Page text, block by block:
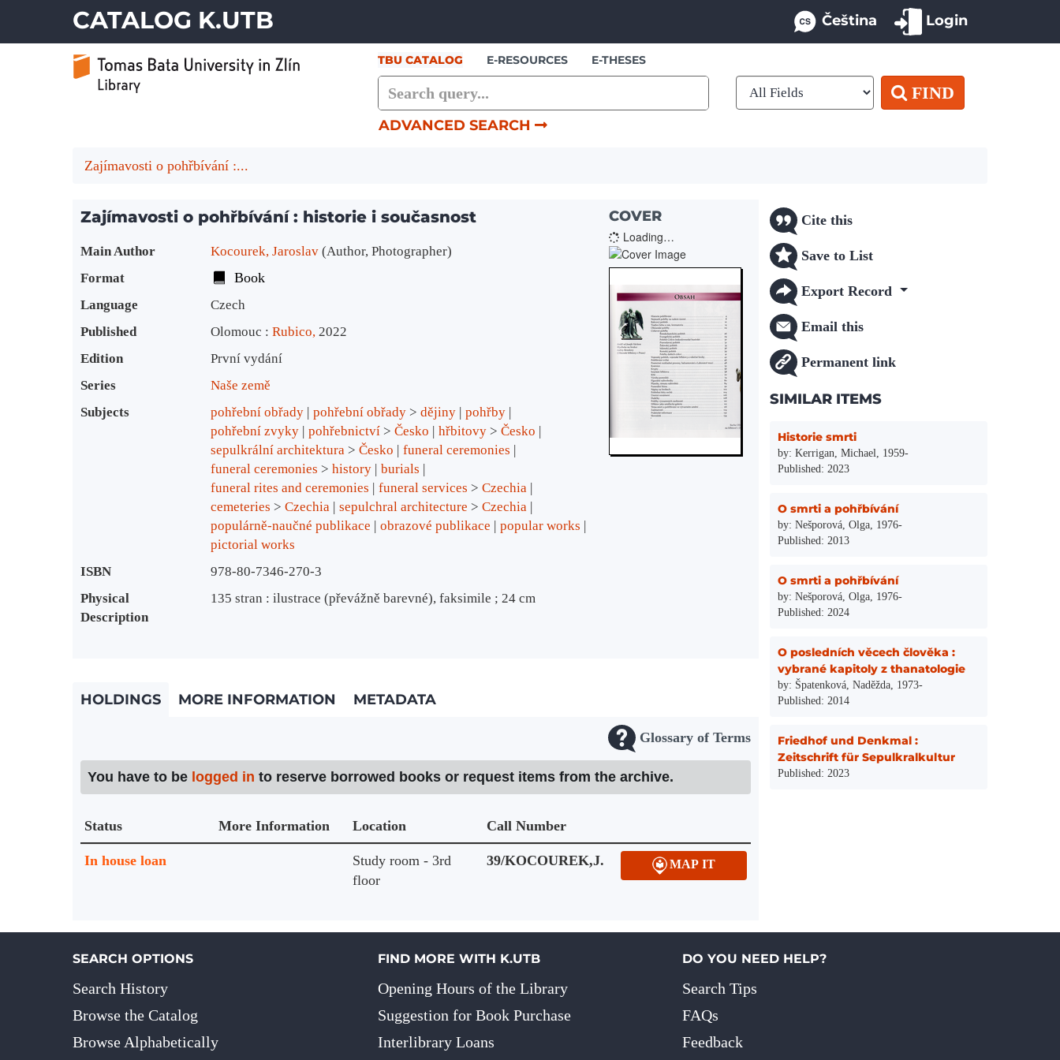
CATALOG K.UTB Čeština Login
TBU CATALOG E-RESOURCES E-THESES
FIND
ADVANCED SEARCH
Zajímavosti o pohřbívání :...
Zajímavosti o pohřbívání : historie i současnost
Bibliographic Details
Main Author Kocourek, Jaroslav (Author, Photographer)
Format
Book
Language
Czech
Published
Olomouc : Rubico, 2022
Edition
První vydání
Series
Naše země
Subjects
pohřební obřady pohřební obřady > dějiny
pohřby
pohřební zvyky
pohřebnictví > Česko hřbitovy > Česko
sepulkrální architektura > Česko
funeral ceremonies
funeral ceremonies > history
burials
funeral rites and ceremonies
funeral services > Czechia
cemeteries > Czechia sepulchral architecture > Czechia
populárně-naučné publikace
obrazové publikace
popular works
pictorial works
ISBN
978-80-7346-270-3
Physical
Description
135 stran : ilustrace (převážně barevné), faksimile ; 24 cm
COVER
Loading…
HOLDINGS MORE INFORMATION METADATA
Glossary of Terms
You have to be logged in to reserve borrowed books or request items from the archive.
Status More Information Location
Call Number
In house loan
Study room - 3rd
floor
39/KOCOUREK,J. MAP IT
Cite this
Save to List
Export Record
Email this
Permanent link
SIMILAR ITEMS
Historie smrti
by: Kerrigan, Michael, 1959-
Published: 2023
O smrti a pohřbívání
by: Nešporová, Olga, 1976-
Published: 2013
O smrti a pohřbívání
by: Nešporová, Olga, 1976-
Published: 2024
O posledních věcech člověka :
vybrané kapitoly z thanatologie
by: Špatenková, Naděžda, 1973-
Published: 2014
Friedhof und Denkmal :
Zeitschrift für Sepulkralkultur
Published: 2023
SEARCH OPTIONS
Search History
Browse the Catalog
Browse Alphabetically
FIND MORE WITH K.UTB
Opening Hours of the Library
Suggestion for Book Purchase
Interlibrary Loans
DO YOU NEED HELP?
Search Tips
FAQs
Feedback